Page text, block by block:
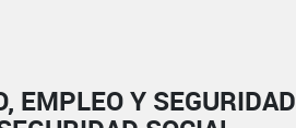
EMPLEO Y SEGURIDAD